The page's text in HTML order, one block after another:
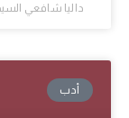
داليا شافعي
أدب